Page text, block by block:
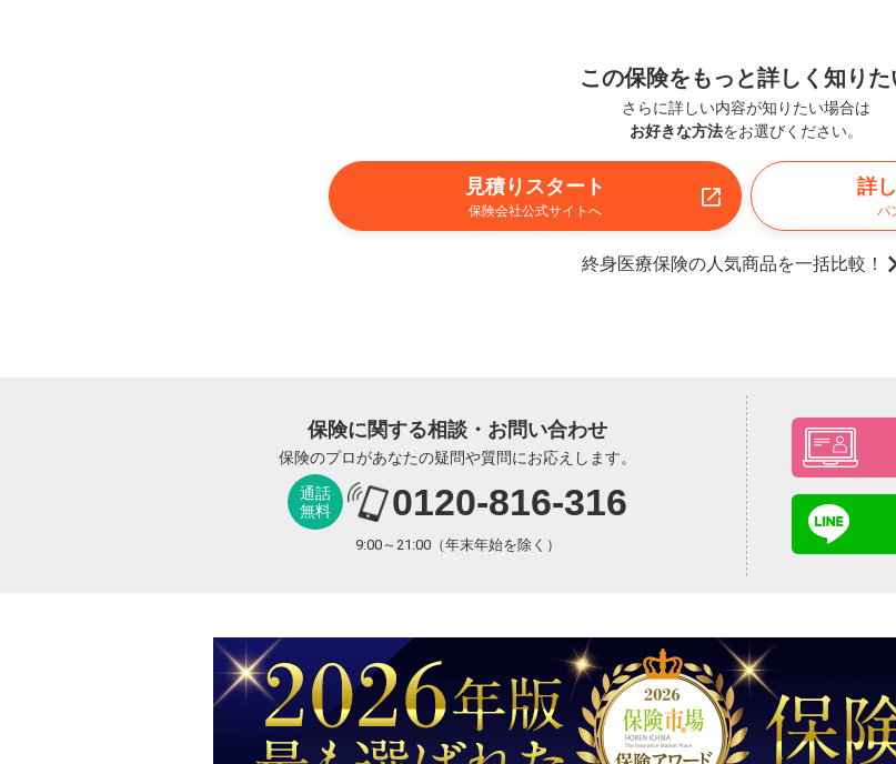
この保険をもっと詳しく知りた
さらに詳しい内容が知りたい場合は
お好きな方法をお選びください。
見積りスタート
保険会社公式サイトへ
詳
パ
終身医療保険の人気商品を一括比較！
保険に関する相談・お問い合わせ
保険のプロがあなたの疑問や質問にお応えします。
通話
無料
0120-816-316
9:00～21:00（年末年始を除く）